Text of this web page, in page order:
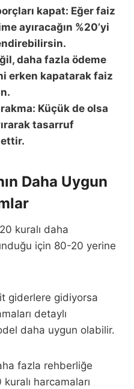
kapat: Eğer faiz
ayıracağın %20’yi
daha fazla ödeme
erken kapatarak faiz
Küçük de olsa
tasarruf
ettir.
Daha Uygun
kuralı daha
için 80-20 yerine
giderlere gidiyorsa
detaylı
daha uygun olabilir.
fazla rehberliğe
harcamaları